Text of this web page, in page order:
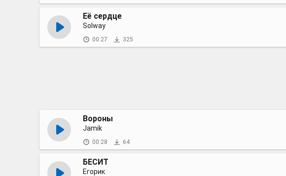
Её сердце
Solway
00:27 325
Вороны
Jamik
00:28 64
БЕСИТ
Егорик